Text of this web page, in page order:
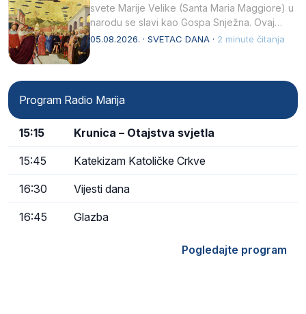
svete Marije Velike (Santa Maria Maggiore) u
narodu se slavi kao Gospa Snježna. Ovaj
naziv, Sancta Maria…
05.08.2026. · SVETAC DANA · 2 minute čitanja
Program Radio Marija
15:15 Krunica – Otajstva svjetla
15:45 Katekizam Katoličke Crkve
16:30 Vijesti dana
16:45 Glazba
Pogledajte program